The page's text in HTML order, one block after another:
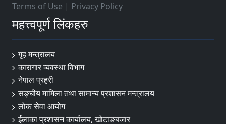
Terms of Use | Privacy Policy
महत्त्वपूर्ण लिंकहरु
गृह मन्त्रालय
कारागार व्यवस्था विभाग
नेपाल प्रहरी
सङ्‍घीय मामिला तथा सामान्य प्रशासन मन्त्रालय
लोक सेवा आयोग
ईलाका प्रशासन कार्यालय, खोटाङबजार